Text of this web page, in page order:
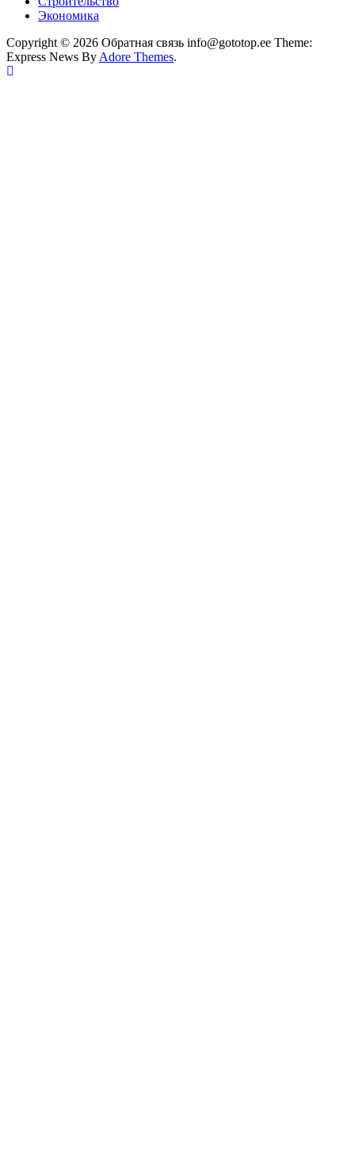
Экономика
Copyright © 2026 Обратная связь info@gototop.ee Theme:
Express News By Adore Themes.